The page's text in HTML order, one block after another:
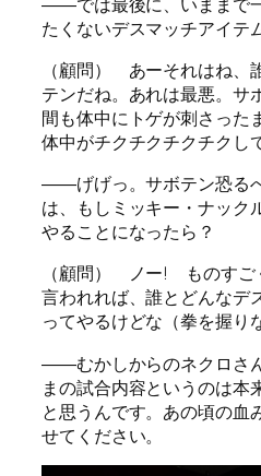
たくないデスマッチアイテ
（顧問） あーそれはね、
テンだね。あれは最悪。サ
間も体中にトゲが刺さった
体中がチクチクチクチクし
――げげっ。サボテン恐る
は、もしミッキー・ナック
やることになったら？
（顧問） ノー! ものすご
言われれば、誰とどんなデ
ってやるけどな（拳を握り
――むかしからのネクロさ
まの試合内容というのは本
と思うんです。あの頃の血
せてください。